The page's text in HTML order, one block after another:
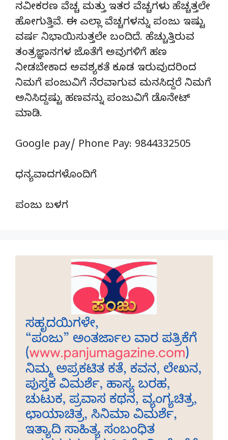
ನವೀಕರಣ ವೆಚ್ಚ ಮತ್ತು ಇತರ ವೆಚ್ಚಗಳು ಹೆಚ್ಚತ್ತಲೇ
ಹೋಗುತ್ತಿವೆ. ಈ ಎಲ್ಲಾ ವೆಚ್ಚಗಳನ್ನು ಪಂಜು ಇಷ್ಟು
ವರ್ಷ ನಿಭಾಯಿಸುತ್ತಲೇ ಬಂದಿದೆ. ಹೆಚ್ಚುತ್ತಿರುವ
ತಂತ್ರಜ್ಞಾನಗಳ ಜೊತೆಗೆ ಅವುಗಳಿಗೆ ಹಣ
ನೀಡಬೇಕಾದ ಅವಶ್ಯಕತೆ ಕೂಡ ಇರುವುದರಿಂದ
ನಿಮಗೆ ಪಂಜುವಿಗೆ ನೆರವಾಗುವ ಮನಸಿದ್ದರೆ ನಿಮಗೆ
ಅನಿಸಿದ್ದಷ್ಟು ಹಣವನ್ನು ಪಂಜುವಿಗೆ ಡೊನೇಟ್‌
ಮಾಡಿ.
Google pay/ Phone Pay: 9844332505
ಧನ್ಯವಾದಗಳೊಂದಿಗೆ
ಪಂಜು ಬಳಗ